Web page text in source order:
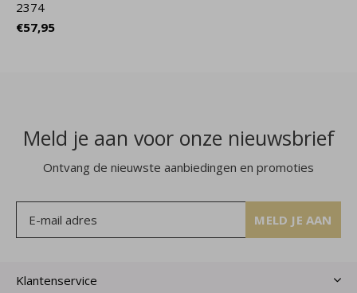
2374
€57,95
Meld je aan voor onze nieuwsbrief
Ontvang de nieuwste aanbiedingen en promoties
MELD JE AAN
Klantenservice